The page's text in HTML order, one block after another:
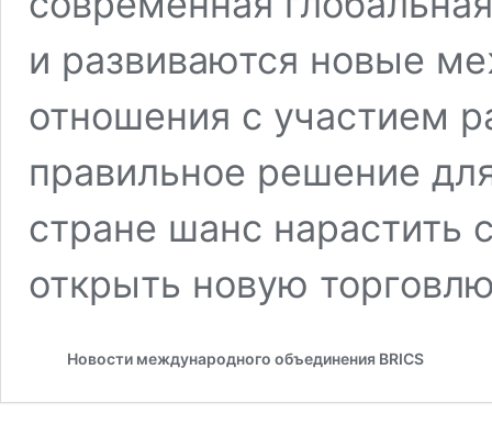
и развиваются новые
отношения с участием
правильное решение
стране шанс
открыть новую
Новости международного объединения BRICS